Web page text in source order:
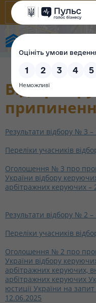
Відбір
Результати відбору № 3 –
Переліки учасників
Оголошення № 3 про
України відбору
арбітражних керуючих –
Результати відбору № 2 –
Переліки учасників
Оголошення № 2 про
України відбору
арбітражних керуючих,
арбітражних керуючих
юстиції України на
12.06.2025